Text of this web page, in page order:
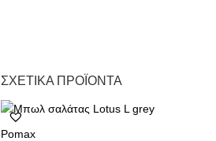
ΣΧΕΤΙΚΆ ΠΡΟΪΌΝΤΑ
Pomax